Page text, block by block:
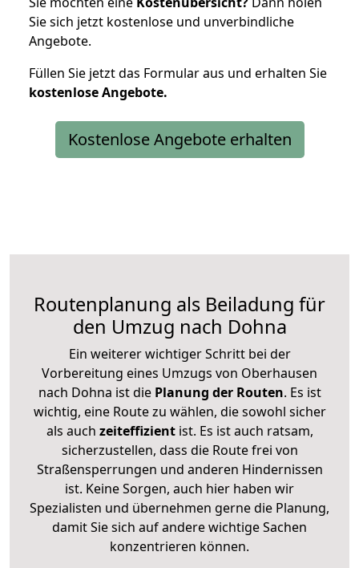
Sie sich jetzt kostenlose und unverbindliche
Angebote.
Füllen Sie jetzt das Formular aus und erhalten Sie
kostenloseAngebote.
Kostenlose Angebote erhalten
Routenplanung als Beiladung für
den Umzug nach Dohna
Ein weiterer wichtiger Schritt bei der
Vorbereitung eines Umzugs von Oberhausen
nach Dohna ist diePlanung der Routen. Es ist
wichtig, eine Route zu wählen, die sowohl sicher
als auch zeiteffizientist. Es ist auch ratsam,
sicherzustellen, dass die Route frei von
Straßensperrungen und anderen Hindernissen
ist. Keine Sorgen, auch hier haben wir
Spezialisten und übernehmen gerne die Planung,
damit Sie sich auf andere wichtige Sachen
konzentrieren können.